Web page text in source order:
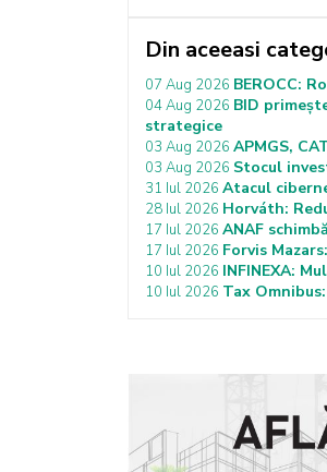
Din aceeasi
07 Aug 2026 BEROCC:
04 Aug 2026 BID
strategice
03 Aug 2026 APMGS,
03 Aug 2026 Stocul
31 Iul 2026 Atacul
28 Iul 2026 Horváth:
17 Iul 2026 ANAF
17 Iul 2026 Forvis
10 Iul 2026 INFINEXA:
10 Iul 2026 Tax